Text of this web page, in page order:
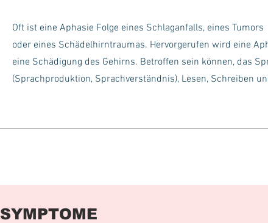
Oft ist eine Aphasie Folge eines Schlaganfalls, eines Tumors
oder eines Schädelhirntraumas. Hervorgerufen wird eine
eine Schädigung des Gehirns. Betroffen sein können, das
(Sprachproduktion, Sprachverständnis), Lesen, Schreiben
SYMPTOME